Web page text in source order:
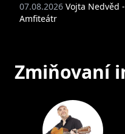
07.08.2026 Vojta Nedvěd
Amfiteátr
Zmiňovaní